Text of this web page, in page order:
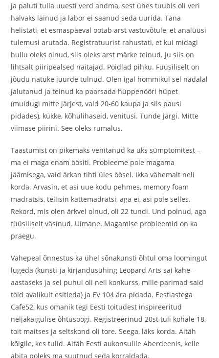
ja paluti tulla uuesti verd andma, sest ühes tuubis oli veri
halvaks läinud ja labor ei saanud seda uurida. Täna
helistati, et esmaspäeval ootab arst vastuvõtule, et analüüsi
tulemusi arutada. Registratuurist rahustati, et kui midagi
hullu oleks olnud, siis oleks arst märke teinud. Ju siis on
lihtsalt piiripealsed näitajad. Pöidlad pihku. Füüsiliselt on
jõudu natuke juurde tulnud. Olen igal hommikul sel nädalal
jalutanud ja teinud ka paarsada hüppenööri hüpet
(muidugi mitte järjest, vaid 20-60 kaupa ja siis pausi
pidades), kükke, kõhulihaseid, venitusi. Tunde järgi. Mitte
viimase piirini. See oleks rumalus.
Taastumist on pikemaks venitanud ka üks sümptomitest –
ma ei maga enam öösiti. Probleeme pole magama
jäämisega, vaid ärkan tihti üles öösel. Ikka vähemalt neli
korda. Arvasin, et asi uue kodu pehmes, memory foam
madratsis, tellisin kattemadratsi, aga ei, asi pole selles.
Rekord, mis olen ärkvel olnud, oli 22 tundi. Und polnud, aga
füüsiliselt väsinud. Uimane. Magamise probleemid on ka
praegu.
Vahepeal õnnestus ka ühel sõnakunsti õhtul oma loomingut
lugeda (kunsti-ja kirjandusühing Leopard Arts sai kahe-
aastaseks ja sel puhul oli neil konkurss, mille parimad said
töid avalikult esitleda) ja EV 104 ära pidada. Eestlastega
Cafe52, kus omanik tegi Eesti toitudest inspireeritud
neljakäigulise õhtusöögi. Registreerinud 20st tuli kohale 18,
toit maitses ja seltskond oli tore. Seega, läks korda. Aitäh
kõigile, kes tulid. Aitäh Eesti aukonsulile Aberdeenis, kelle
abita poleks ma suutnud seda korraldada.